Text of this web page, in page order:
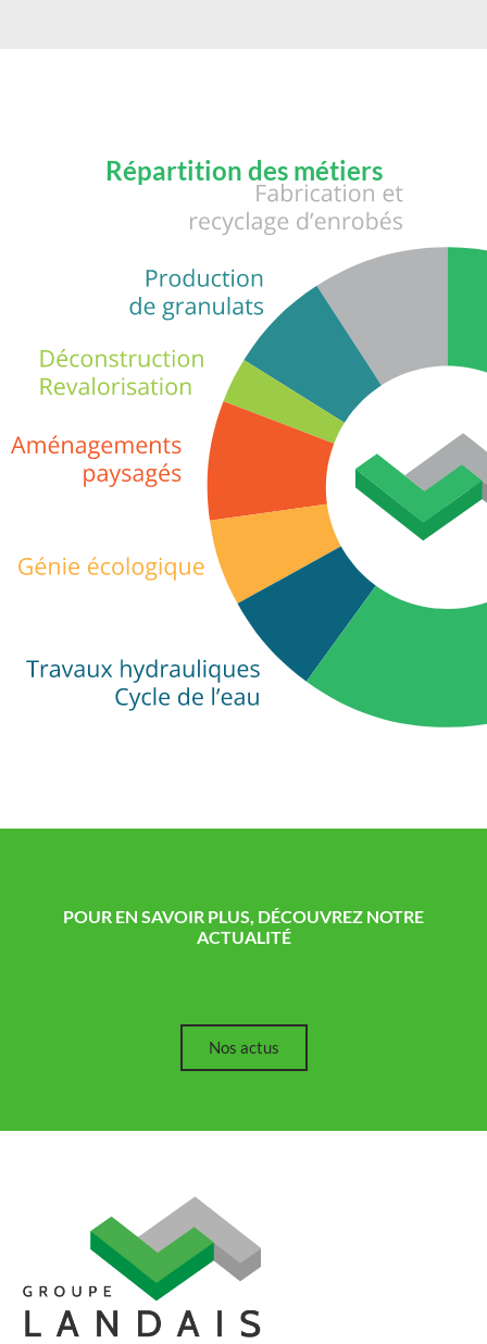
Répartition des métiers
POUR EN SAVOIR PLUS, DÉCOUVREZ NOTRE
ACTUALITÉ
Nos actus